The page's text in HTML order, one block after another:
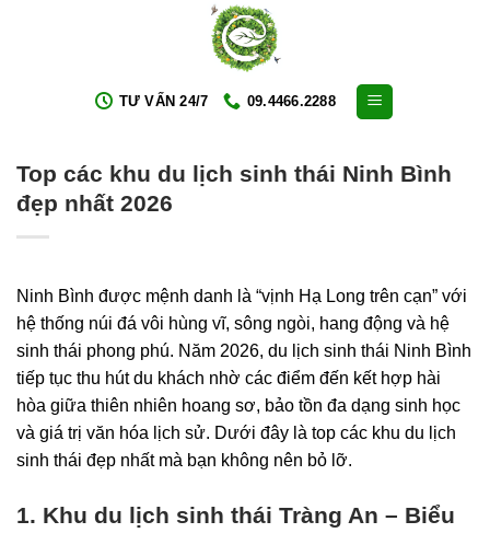
TƯ VẤN 24/7 09.4466.2288
Top các khu du lịch sinh thái Ninh Bình
đẹp nhất 2026
Ninh Bình được mệnh danh là “vịnh Hạ Long trên cạn” với
hệ thống núi đá vôi hùng vĩ, sông ngòi, hang động và hệ
sinh thái phong phú. Năm 2026, du lịch sinh thái Ninh Bình
tiếp tục thu hút du khách nhờ các điểm đến kết hợp hài
hòa giữa thiên nhiên hoang sơ, bảo tồn đa dạng sinh học
và giá trị văn hóa lịch sử. Dưới đây là top các khu du lịch
sinh thái đẹp nhất mà bạn không nên bỏ lỡ.
1. Khu du lịch sinh thái Tràng An – Biểu